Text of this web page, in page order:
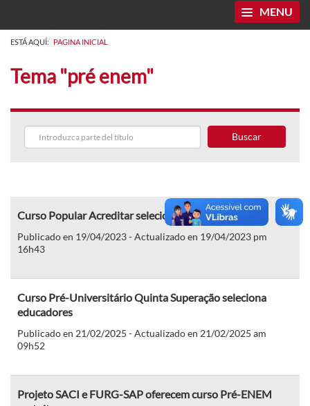
MENU
ESTÁ AQUÍ: PAGINA INICIAL
Tema "pré enem"
Buscar
Curso Popular Acreditar seleciona educadores
Publicado en 19/04/2023 - Actualizado en 19/04/2023 pm
16h43
Curso Pré-Universitário Quinta Superação seleciona
educadores
Publicado en 21/02/2025 - Actualizado en 21/02/2025 am
09h52
Projeto SACI e FURG-SAP oferecem curso Pré-ENEM